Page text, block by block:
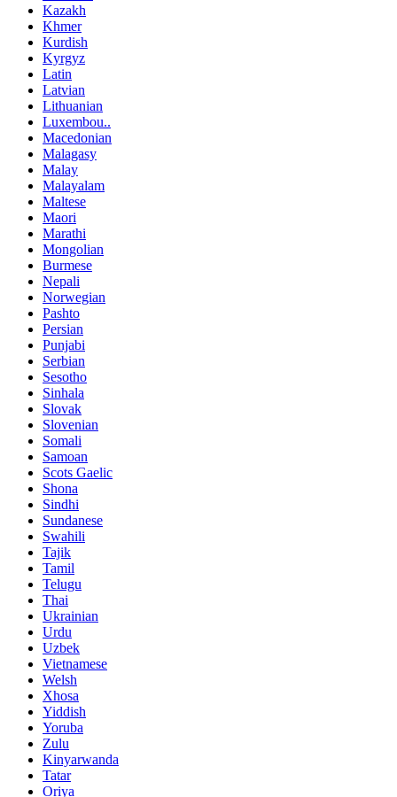
Kazakh
Khmer
Kurdish
Kyrgyz
Latin
Latvian
Lithuanian
Luxembou..
Macedonian
Malagasy
Malay
Malayalam
Maltese
Maori
Marathi
Mongolian
Burmese
Nepali
Norwegian
Pashto
Persian
Punjabi
Serbian
Sesotho
Sinhala
Slovak
Slovenian
Somali
Samoan
Scots Gaelic
Shona
Sindhi
Sundanese
Swahili
Tajik
Tamil
Telugu
Thai
Ukrainian
Urdu
Uzbek
Vietnamese
Welsh
Xhosa
Yiddish
Yoruba
Zulu
Kinyarwanda
Tatar
Oriya